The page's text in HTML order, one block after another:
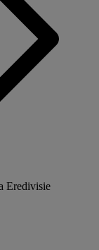
Eredivisie